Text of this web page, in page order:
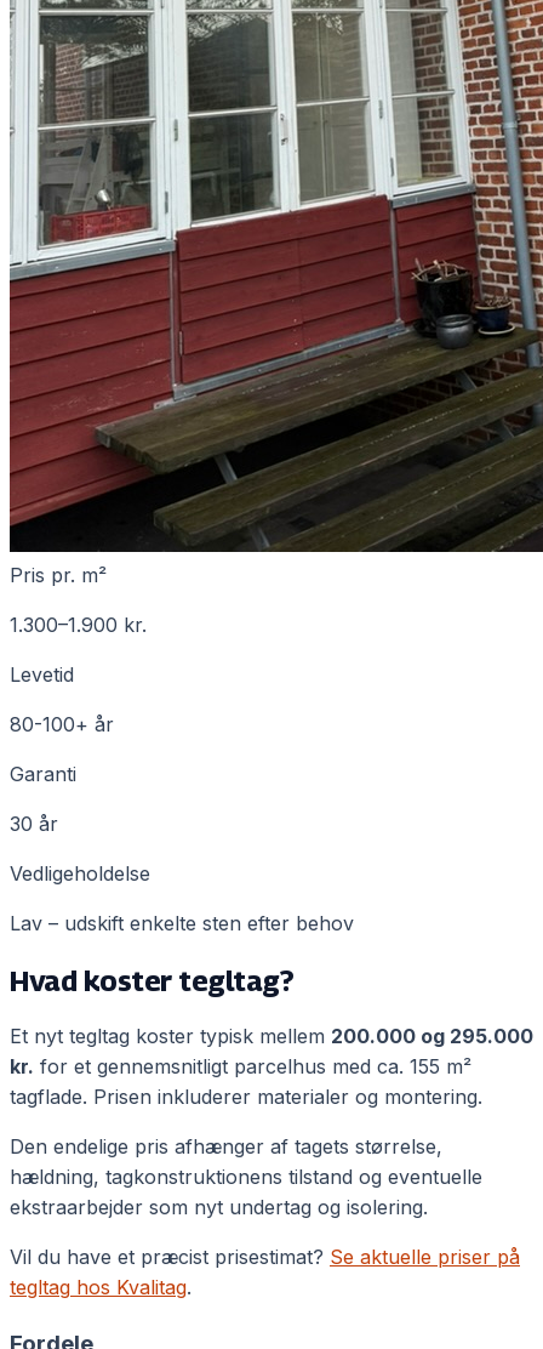
Pris pr. m²
1.300–1.900 kr.
Levetid
80-100+ år
Garanti
30 år
Vedligeholdelse
Lav – udskift enkelte sten efter behov
Hvad koster tegltag?
Et nyt tegltag koster typisk mellem 200.000 og 295.000
kr. for et gennemsnitligt parcelhus med ca. 155 m²
tagflade. Prisen inkluderer materialer og montering.
Den endelige pris afhænger af tagets størrelse,
hældning, tagkonstruktionens tilstand og eventuelle
ekstraarbejder som nyt undertag og isolering.
Vil du have et præcist prisestimat? Se aktuelle priser på
tegltag hos Kvalitag.
Fordele